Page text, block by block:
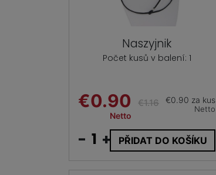
Naszyjnik
Počet kusů v balení: 1
€0.90
Netto
€1.16 €0.90 za kus
Netto
- + PŘIDAT DO KOŠÍKU